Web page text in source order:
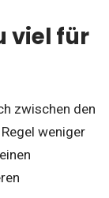
viel für
zwischen den
weniger